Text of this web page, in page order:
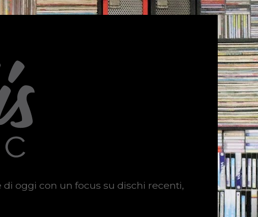
oggi con un focus su dischi recenti,